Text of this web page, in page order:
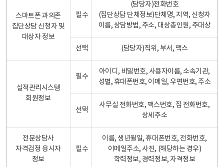
스마트폰 과의존
집단상담 신청자 및
대상자 정보
필수
(담당자)전화번호
(집단상담 단체정보)단체명, 지역, 신청자
이름, 상담방법, 주소, 대상총인원, 주대상
선택 (담당자)직위, 부서, 팩스
실적관리시스템
회원정보
필수
아이디, 비밀번호, 사용자이름, 소속기관,
성별, 휴대폰번호, 이메일, 우편번호, 주소
선택
사무실 전화번호, 팩스번호, 집 전화번호,
상세주소
전문상담사
자격검정 응시자
정보
필수
이름, 생년월일, 휴대폰번호, 전화번호,
이메일주소, 사진, (해당하는 경우)
학력정보, 경력정보, 자격정보